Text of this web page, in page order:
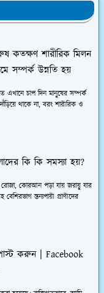
কতক্ষণ শারীরিক মিলন
সম্পর্ক উন্নতি হয়
এখানে চাপ দিন মানুষের সম্পর্ক
থাকে না, বরং শারীরিক ও
কি কি সমস্যা হয়?
রোজা, কোরআন পড়া যায় জরায়ু যার
স্তন্যপায়ী প্রাণীদের
করুন | Facebook